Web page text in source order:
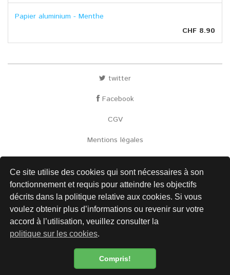
Politique de confidentialité
Ce site utilise des cookies qui sont nécessaires à son
fonctionnement et requis pour atteindre les objectifs
décrits dans la politique relative aux cookies. Si vous
voulez obtenir plus d’informations ou revenir sur votre
accord à l’utilisation, veuillez consulter la
politique sur les cookies.
Compris!
Papier aluminium - Menthe
CHF 8.90
twitter
Facebook
CGV
Mentions légales
Contact
Liens
Protection des données